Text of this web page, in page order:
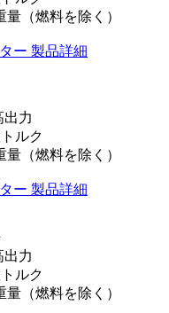
量（燃料を除く）
ー 製品詳細
出力
ルク
量（燃料を除く）
ー 製品詳細
出力
ルク
量（燃料を除く）